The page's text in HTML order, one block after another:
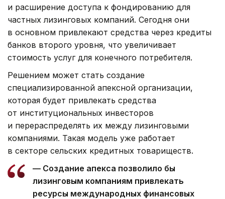
и расширение доступа к фондированию для
частных лизинговых компаний. Сегодня они
в основном привлекают средства через кредиты
банков второго уровня, что увеличивает
стоимость услуг для конечного потребителя.
Решением может стать создание
специализированной апексной организации,
которая будет привлекать средства
от институциональных инвесторов
и перераспределять их между лизинговыми
компаниями. Такая модель уже работает
в секторе сельских кредитных товариществ.
— Создание апекса позволило бы
лизинговым компаниям привлекать
ресурсы международных финансовых